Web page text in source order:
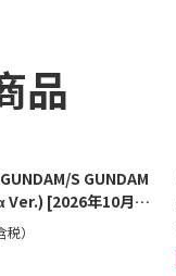
品
S GUNDAM
Ver.) [2026年10月發
税）